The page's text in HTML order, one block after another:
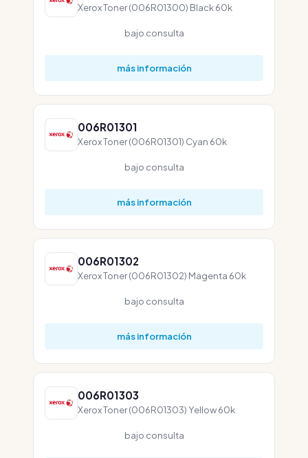
Xerox Toner (006R01300) Black 60k
bajo consulta
más información
006R01301
Xerox Toner (006R01301) Cyan 60k
bajo consulta
más información
006R01302
Xerox Toner (006R01302) Magenta 60k
bajo consulta
más información
006R01303
Xerox Toner (006R01303) Yellow 60k
bajo consulta